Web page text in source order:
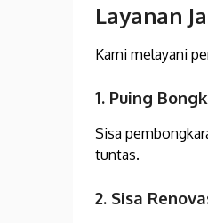
Layanan
Kami melayani
1. Puing
Sisa
tuntas.
2. Sisa